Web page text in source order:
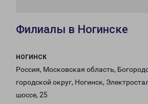
Филиалы в Ногинске
НОГИНСК
Россия, Московская область,
городской округ, Ногинск,
шоссе, 25